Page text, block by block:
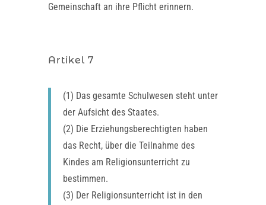
Gemeinschaft an ihre Pflicht erinnern.
Artikel 7
(1) Das gesamte Schulwesen steht unter
der Aufsicht des Staates.
(2) Die Erziehungsberechtigten haben
das Recht, über die Teilnahme des
Kindes am Religionsunterricht zu
bestimmen.
(3) Der Religionsunterricht ist in den